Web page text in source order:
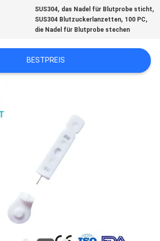
SUS304, das Nadel für Blutprobe sticht,
SUS304 Blutzuckerlanzetten, 100 PC,
die Nadel für Blutprobe stechen
BESTPREIS